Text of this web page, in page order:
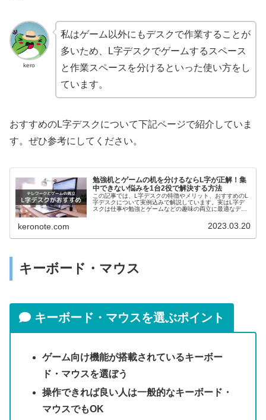
kero
私はゲーム以外にもデスクで作業することが
多いため、L字デスクでゲームするスペース
と作業スペースを分けるといった使い方をし
ています。
おすすめのL字デスクについて下記ページで紹介していま
す。ぜひ参考にしてください。
勉強机とゲームの机を分けるならL字が正解！集
中できない悩みを1台2役で解決する方法
この記事では、L字デスクの特徴やメリット、おすすめのL
字デスクについて実例込みで解説しています。実はL字デ
スクは仕事や勉強とゲームなどの趣味の両立に最適なデス
keronote.com 2023.03.20
キーボード・マウス
キーボード・マウスを選ぶポイント
ゲーム向け機能が搭載されているキーボー
ド・マウスを選ぼう
操作できれば良い人は一般的なキーボード・
マウスでもOK